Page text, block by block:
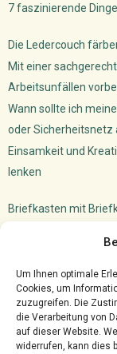
Um Ihnen optimale
Cookies, um
zuzugreifen. Die
die Verarbeitung von
auf dieser Website.
widerrufen, kann dies
7 faszinierende
Die Ledercouch
Mit einer
Arbeitsunfällen
Wann sollte ich
oder Sicherheitsnetz
Einsamkeit und
lenken
Briefkasten mit
Ghostwriter für